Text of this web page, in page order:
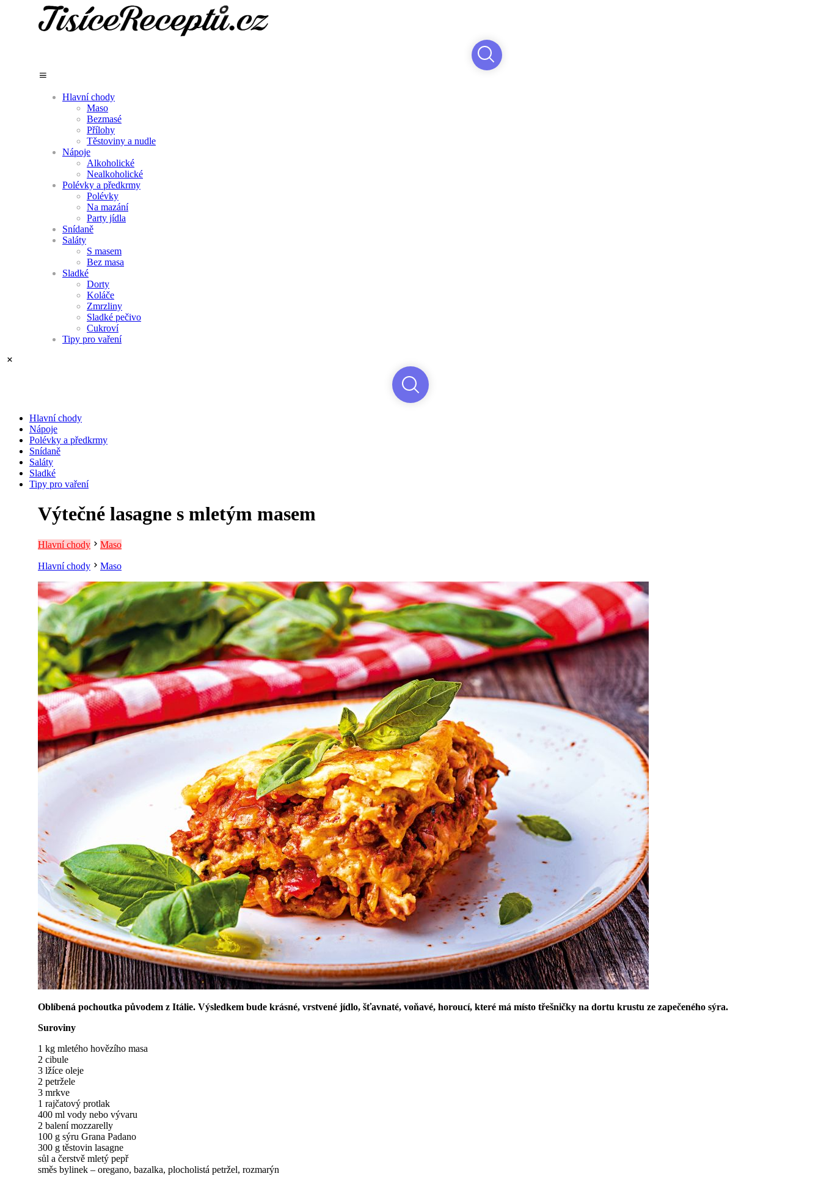
Hlavní chody
Maso
Bezmasé
Přílohy
Těstoviny a nudle
Nápoje
Alkoholické
Nealkoholické
Polévky a předkrmy
Polévky
Na mazání
Party jídla
Snídaně
Saláty
S masem
Bez masa
Sladké
Dorty
Koláče
Zmrzliny
Sladké pečivo
Cukroví
Tipy pro vaření
Hlavní chody
Nápoje
Polévky a předkrmy
Snídaně
Saláty
Sladké
Tipy pro vaření
Výtečné lasagne s mletým masem
Hlavní chody Maso
Hlavní chody Maso
Oblíbená pochoutka původem z Itálie. Výsledkem bude krásné, vrstvené jídlo, šťavnaté, voňavé, horoucí, které má místo třešničky na dortu krustu ze zapečeného sýra.
Suroviny
1 kg mletého hovězího masa
2 cibule
3 lžíce oleje
2 petržele
3 mrkve
1 rajčatový protlak
400 ml vody nebo vývaru
2 balení mozzarelly
100 g sýru Grana Padano
300 g těstovin lasagne
sůl a čerstvě mletý pepř
směs bylinek – oregano, bazalka, plocholistá petržel, rozmarýn